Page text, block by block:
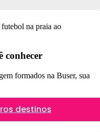
conhecer
formados na Buser, sua
destinos